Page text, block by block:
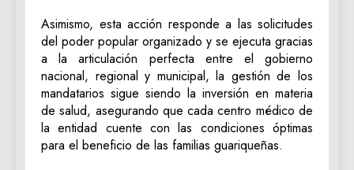
‎Asimismo, esta acción responde a las solicitudes
del poder popular organizado y se ejecuta gracias
a la articulación perfecta entre el gobierno
nacional, regional y municipal, la gestión de los
mandatarios sigue siendo la inversión en materia
de salud, asegurando que cada centro médico de
la entidad cuente con las condiciones óptimas
para el beneficio de las familias guariqueñas.